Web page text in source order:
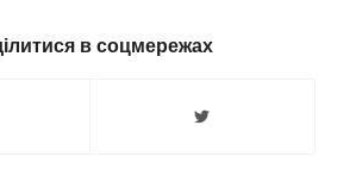
в соцмережах